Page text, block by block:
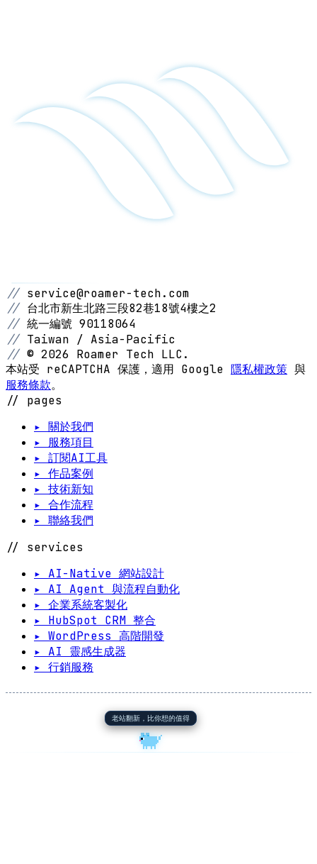
// service@roamer-tech.com
// 台北市新生北路三段82巷18號4樓之2
// 統一編號 90118064
// Taiwan / Asia-Pacific
// © 2026 Roamer Tech LLC.
本站受 reCAPTCHA 保護，適用 Google 隱私權政策 與
服務條款。
// pages
▸ 關於我們
▸ 服務項目
▸ 訂閱AI工具
▸ 作品案例
▸ 技術新知
▸ 合作流程
▸ 聯絡我們
// services
▸ AI-Native 網站設計
▸ AI Agent 與流程自動化
▸ 企業系統客製化
▸ HubSpot CRM 整合
▸ WordPress 高階開發
▸ AI 靈感生成器
▸ 行銷服務
老站翻新，比你想的值得